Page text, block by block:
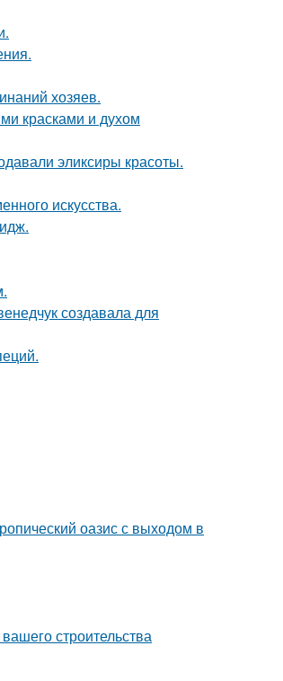
хозяев.
красками и духом
эликсиры красоты.
искусства.
создавала для
оазис с выходом в
строительства